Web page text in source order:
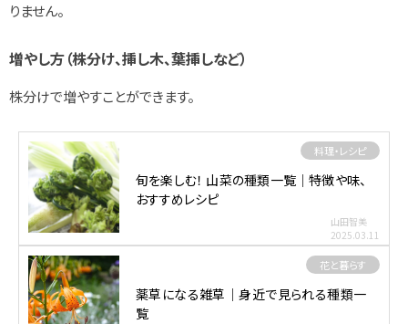
りません。
増やし方（株分け、挿し木、葉挿しなど）
株分けで増やすことができます。
料理・レシピ
旬を楽しむ！ 山菜の種類一覧｜特徴や味、
おすすめレシピ
山田智美
2025.03.11
花と暮らす
薬草になる雑草｜身近で見られる種類一
覧